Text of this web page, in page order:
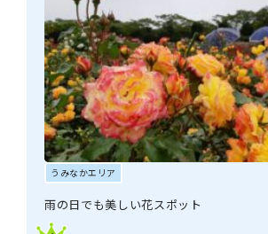
うみなかエリア
雨の日でも美しい花スポット